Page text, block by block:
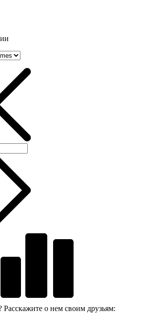
Расскажите о нем своим друзьям: